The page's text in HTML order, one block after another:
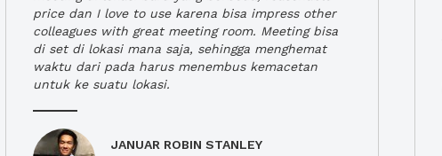
price dan I love to use karena bisa impress other
colleagues with great meeting room. Meeting bisa
di set di lokasi mana saja, sehingga menghemat
waktu dari pada harus menembus kemacetan
untuk ke suatu lokasi.
JANUAR ROBIN STANLEY